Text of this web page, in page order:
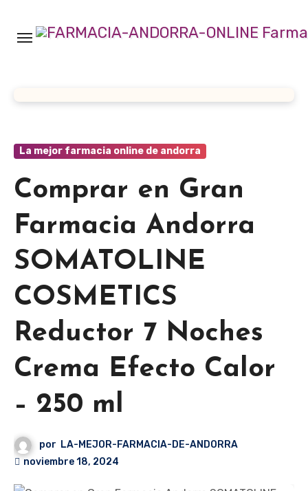
contenido
La mejor farmacia online de andorra
Comprar en Gran
Farmacia Andorra
SOMATOLINE
COSMETICS
Reductor 7 Noches
Crema Efecto Calor
– 250 ml
por LA-MEJOR-FARMACIA-DE-ANDORRA
noviembre 18, 2024